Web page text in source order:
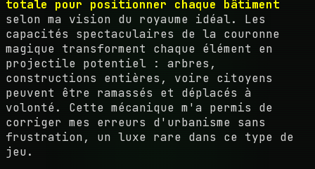
totale pour positionner chaque bâtiment
selon ma vision du royaume idéal. Les
capacités spectaculaires de la couronne
magique transforment chaque élément en
projectile potentiel : arbres,
constructions entières, voire citoyens
peuvent être ramassés et déplacés à
volonté. Cette mécanique m'a permis de
corriger mes erreurs d'urbanisme sans
frustration, un luxe rare dans ce type de
jeu.